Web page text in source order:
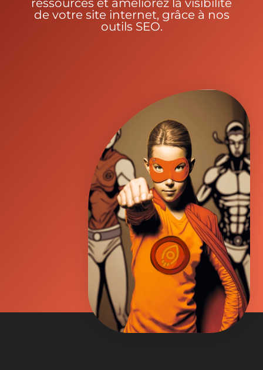
ressources et améliorez la visibilité
de votre site internet, grâce à nos
outils SEO.